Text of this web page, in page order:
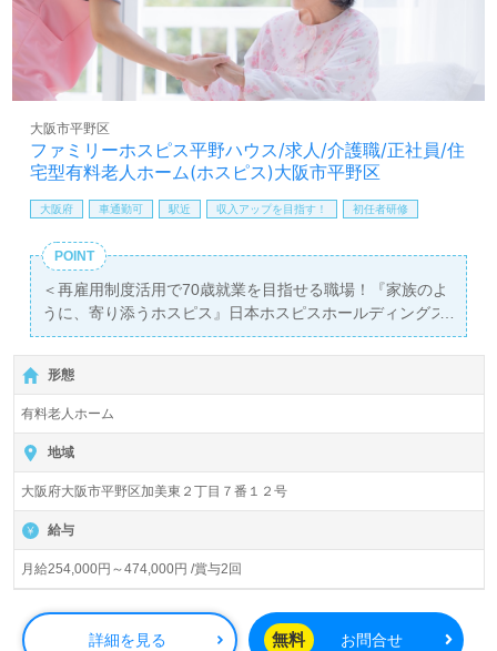
相談ください。非公開求人も取り扱っており、転職支援の
プロと一緒に理想の職場を見つけるお手伝いをいたしま
す。あなたの新しいスタートを応援します！
ファミリーホスピス平野ハウス/求人/介護職/正社員/住
宅型有料老人ホーム(ホスピス)大阪市平野区
大阪市平野区
大阪府 車通勤可 駅近 収入アップを目指す！ 初任者研修
POINT
＜再雇用制度活用で70歳就業を目指せる職場！『家族のよ
うに、寄り添うホスピス』日本ホスピスホールディングス
グループ！＞◎介護職/正社員募集◎【月給254,000円～
474,000円 /賞与2回】＊初任者研修以上有資格者向け求人
＊『新加美駅』徒歩9分。お車通勤可能です。
入居定員30名（30室/全室個室）『ファミリーホスピス平
野ハウス』日本ホスピスホールディングスグループ/ファミ
リー・ホスピス株式会社（本社：東京都千代田区）様の運
営です。厚生労働大臣が定める特定疾病等の患者様を対象
としたホスピス住宅事業、訪問看護、在宅介護事業を北海
に展開されています。ご利用者様のご家族様から感謝のお
手紙が多数届く企業様です。
◎ホスピス経験不問！『介護職のあなたにありがとう』そ
形態
有料老人ホーム
地域
大阪府大阪市平野区加美東２丁目７番１２号
給与
月給254,000円～474,000円 /賞与2回
詳細を見る 無料 お問合せ